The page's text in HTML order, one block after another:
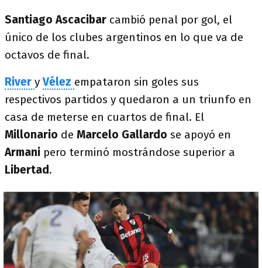
Santiago Ascacibar cambió penal por gol, el
único de los clubes argentinos en lo que va de
octavos de final.
River yVélez empataron sin goles sus
respectivos partidos y quedaron a un triunfo en
casa de meterse en cuartos de final. El
Millonario de Marcelo Gallardo se apoyó en
Armani pero terminó mostrándose superior a
Libertad.